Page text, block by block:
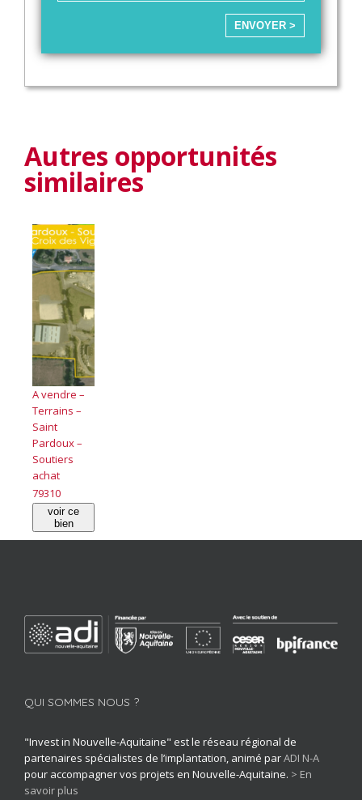
ENVOYER >
Autres opportunités
similaires
A vendre –
Terrains –
Saint
Pardoux –
Soutiers
achat
79310
voir ce
bien
QUI SOMMES NOUS ?
"Invest in Nouvelle-Aquitaine" est le réseau régional de
partenaires spécialistes de l’implantation, animé parADI N-A
pour accompagner vos projets en Nouvelle-Aquitaine. > En
savoir plus